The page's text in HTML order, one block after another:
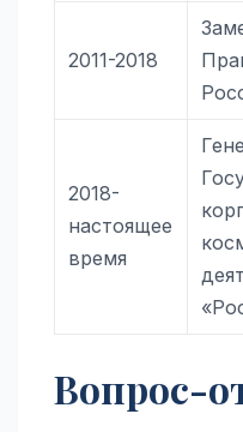
2011-2018
2018-
настоящее
время
Вопрос-